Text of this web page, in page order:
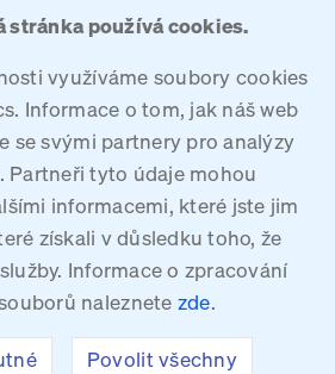
stránka používá cookies.
využíváme soubory cookies
Informace o tom, jak náš web
se svými partnery pro analýzy
Partneři tyto údaje mohou
informacemi, které jste jim
získali v důsledku toho, že
Informace o zpracování
naleznete zde.
Povolit všechny